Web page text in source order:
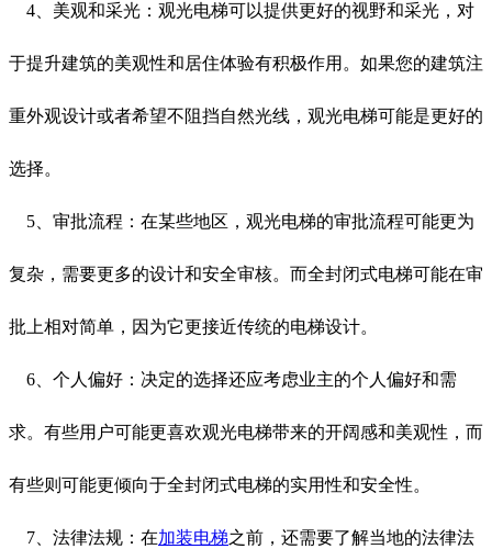
4、美观和采光：观光电梯可以提供更好的视野和采光，对
于提升建筑的美观性和居住体验有积极作用。如果您的建筑注
重外观设计或者希望不阻挡自然光线，观光电梯可能是更好的
选择。
5、审批流程：在某些地区，观光电梯的审批流程可能更为
复杂，需要更多的设计和安全审核。而全封闭式电梯可能在审
批上相对简单，因为它更接近传统的电梯设计。
6、个人偏好：决定的选择还应考虑业主的个人偏好和需
求。有些用户可能更喜欢观光电梯带来的开阔感和美观性，而
有些则可能更倾向于全封闭式电梯的实用性和安全性。
7、法律法规：在加装电梯之前，还需要了解当地的法律法